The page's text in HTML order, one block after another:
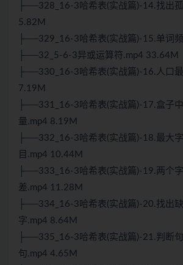
├──328_16-3哈希表(实战篇)-14.找出
5.82M
├──329_16-3哈希表(实战篇)-15.单词
├──32_5-6-3异或运算符.mp4 33.64M
├──330_16-3哈希表(实战篇)-16.人口
7.19M
├──331_16-3哈希表(实战篇)-17.盒子
量.mp4 8.19M
├──332_16-3哈希表(实战篇)-18.最大
目.mp4 10.44M
├──333_16-3哈希表(实战篇)-19.两个
差.mp4 11.28M
├──334_16-3哈希表(实战篇)-20.找出
字.mp4 8.64M
├──335_16-3哈希表(实战篇)-21.判断
句.mp4 4.65M